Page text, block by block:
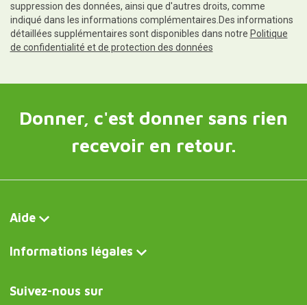
suppression des données, ainsi que d'autres droits, comme
indiqué dans les informations complémentaires.Des informations
détaillées supplémentaires sont disponibles dans notre Politique
de confidentialité et de protection des données
Donner, c'est donner sans rien
recevoir en retour.
Aide
Informations légales
Suivez-nous sur